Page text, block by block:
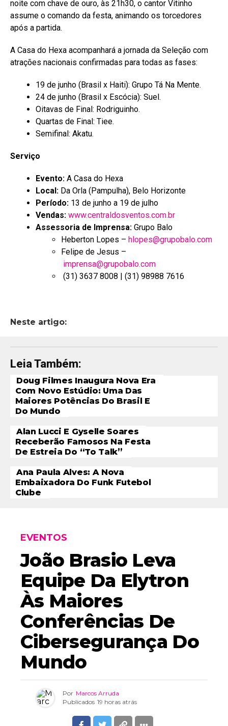
noite com chave de ouro, às 21h30, o cantor Vitinho
assume o comando da festa, animando os torcedores
após a partida.
A Casa do Hexa acompanhará a jornada da Seleção com
atrações nacionais confirmadas para todas as fases:
19 de junho (Brasil x Haiti): Grupo Tá Na Mente.
24 de junho (Brasil x Escócia): Suel.
Oitavas de Final: Rodriguinho.
Quartas de Final: Tiee.
Semifinal: Akatu.
Serviço
Evento: A Casa do Hexa
Local: Da Orla (Pampulha), Belo Horizonte
Período: 13 de junho a 19 de julho
Vendas: www.centraldosventos.com.br
Assessoria de Imprensa: Grupo Balo
Heberton Lopes – hlopes@grupobalo.com
Felipe de Jesus –
imprensa@grupobalo.com
(31) 3637 8008 | (31) 98988 7616
Neste artigo:
Leia Também:
Doug Filmes Inaugura Nova Era
Com Novo Estúdio: Uma Das
Maiores Potências Do Brasil E
Do Mundo
Alan Lucci E Gyselle Soares
Receberão Famosos Na Festa
De Estreia Do “To Talk”
Ana Paula Alves: A Nova
Embaixadora Do Funk Futebol
Clube
EVENTOS
João Brasio Leva
Equipe Da Elytron
Às Maiores
Conferências De
Cibersegurança Do
Mundo
Por Marcos Arruda
Publicados 19 horas atrás